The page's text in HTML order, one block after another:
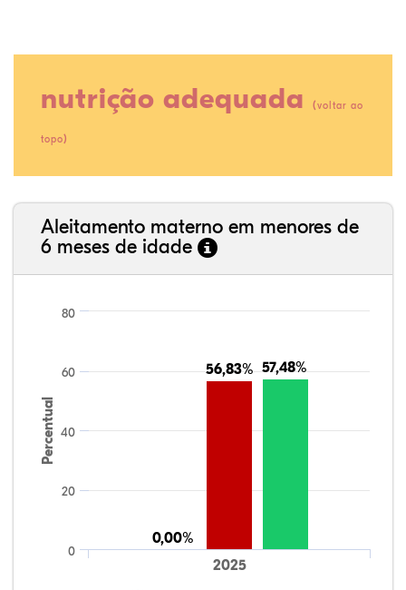
nutrição adequada (voltar ao
topo)
Aleitamento materno em menores de
6 meses de idade
Percentual
0,00%
0,00%
56,83%
56,83% 57,48%
57,48%
2025
0
20
40
60
80